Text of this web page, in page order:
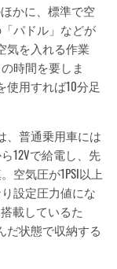
かに、標準で空
パドル」などが
気を入れる作業
時間を要しま
用すれば10分足
、普通乗用車には
12Vで給電し、先
空気圧が1PSI以上
設定圧力値にな
搭載しているた
だ状態で収納する